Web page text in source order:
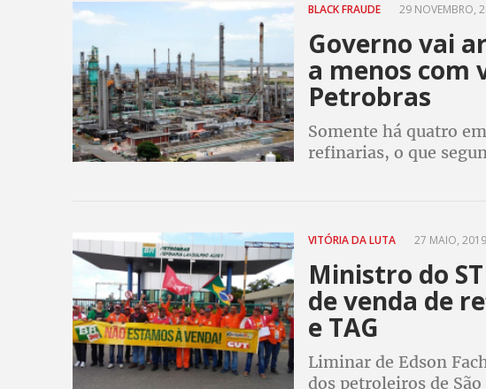
BLACK FRAUDE 29 NOVEMBRO,
Governo vai
a menos com
Petrobras
Somente há quatro
refinarias, o que
VITÓRIA DA LUTA 27 MAIO,
Ministro do
de venda de
e TAG
Liminar de Edson
dos petroleiros de